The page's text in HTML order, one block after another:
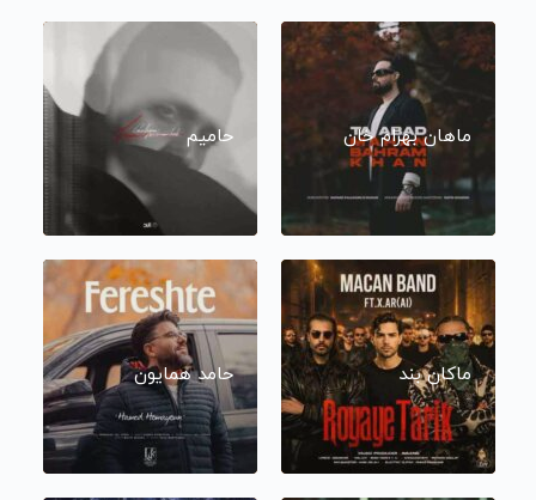
ماهان بهرام خان حامیم
ماکان بند حامد همایون